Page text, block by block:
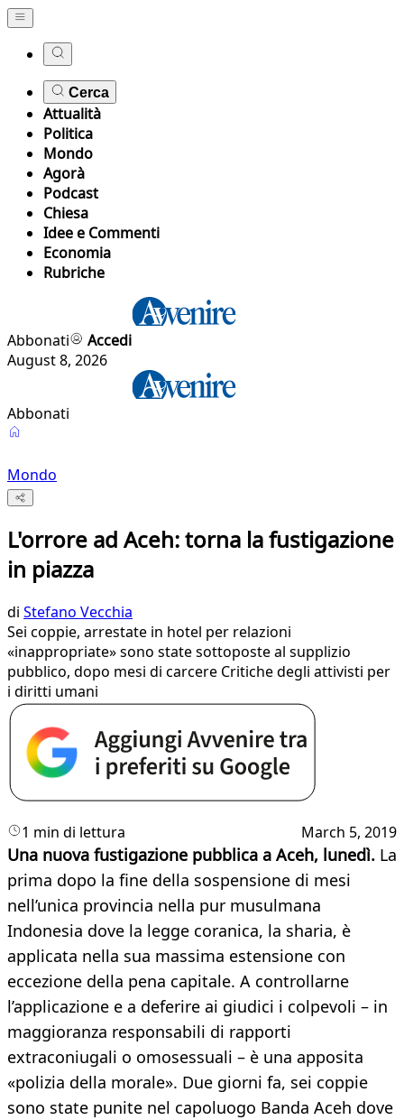
Cerca
Attualità
Politica
Mondo
Agorà
Podcast
Chiesa
Idee e Commenti
Economia
Rubriche
Abbonati
Accedi
August 8, 2026
Abbonati
Mondo
L'orrore ad Aceh: torna la fustigazione
in piazza
di Stefano Vecchia
Sei coppie, arrestate in hotel per relazioni
«inappropriate» sono state sottoposte al supplizio
pubblico, dopo mesi di carcere Critiche degli attivisti per
i diritti umani
1 min di lettura March 5, 2019
Una nuova fustigazione pubblica a Aceh, lunedì. La
prima dopo la fine della sospensione di mesi
nell’unica provincia nella pur musulmana
Indonesia dove la legge coranica, la sharia, è
applicata nella sua massima estensione con
eccezione della pena capitale. A controllarne
l’applicazione e a deferire ai giudici i colpevoli – in
maggioranza responsabili di rapporti
extraconiugali o omosessuali – è una apposita
«polizia della morale». Due giorni fa, sei coppie
sono state punite nel capoluogo Banda Aceh dove